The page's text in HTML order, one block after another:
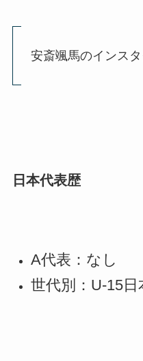
安斎颯馬のインス
日本代表歴
A代表：なし
世代別：U-15日